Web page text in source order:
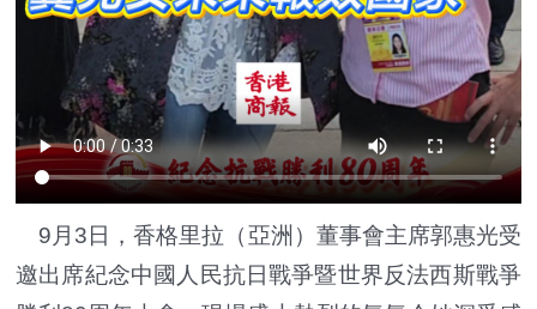
9月3日，香格里拉（亞洲）董事會主席郭惠光受
邀出席紀念中國人民抗日戰爭暨世界反法西斯戰爭